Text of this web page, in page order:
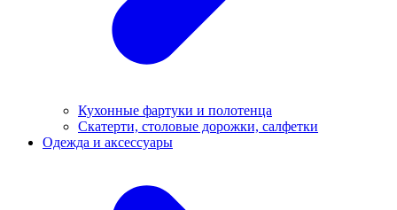
Кухонные фартуки и полотенца
Скатерти, столовые дорожки, салфетки
Одежда и аксессуары